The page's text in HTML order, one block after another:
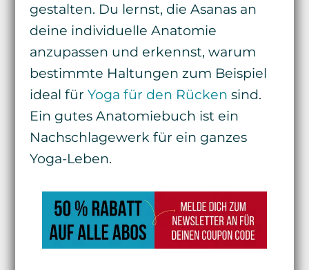
gestalten. Du lernst, die Asanas an
deine individuelle Anatomie
anzupassen und erkennst, warum
bestimmte Haltungen zum Beispiel
ideal für Yoga für den Rücken sind.
Ein gutes Anatomiebuch ist ein
Nachschlagewerk für ein ganzes
Yoga-Leben.